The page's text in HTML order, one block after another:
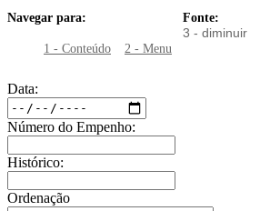
Navegar para:
1 - Conteúdo 2 - Menu
Fonte:
3 - diminuir
Data:
Número do Empenho:
Histórico:
Ordenação